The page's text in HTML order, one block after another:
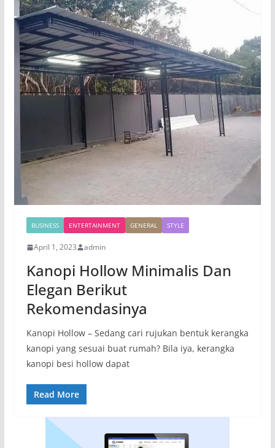
BUSINESS ENTERTAINMENT GENERAL STYLE
April 1, 2023 admin
Kanopi Hollow Minimalis Dan
Elegan Berikut
Rekomendasinya
Kanopi Hollow – Sedang cari rujukan bentuk kerangka
kanopi yang sesuai buat rumah? Bila iya, kerangka
kanopi besi hollow dapat
Read More